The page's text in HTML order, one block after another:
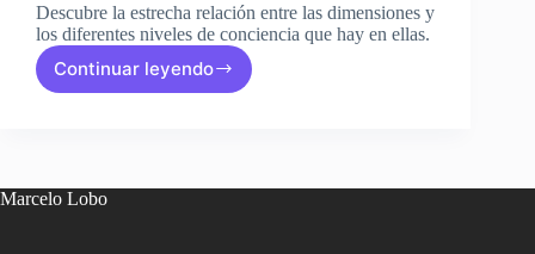
Descubre la estrecha relación entre las dimensiones y
los diferentes niveles de conciencia que hay en ellas.
Continuar leyendo
Las
Marcelo Lobo